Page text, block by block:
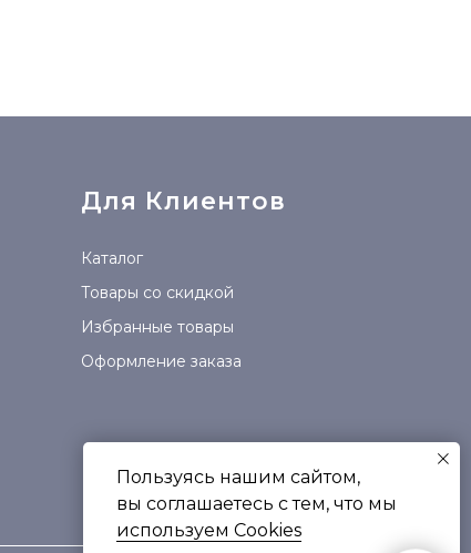
Для Клиентов
Каталог
Товары со скидкой
Избранные товары
Оформление заказа
Пользуясь нашим сайтом,
вы соглашаетесь с тем, что мы
используем Сookies